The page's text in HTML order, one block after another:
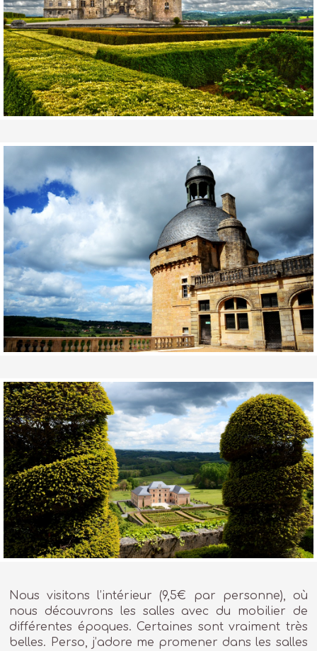
Nous visitons l’intérieur (9,5€ par personne), où
nous découvrons les salles avec du mobilier de
différentes époques. Certaines sont vraiment très
belles. Perso, j’adore me promener dans les salles